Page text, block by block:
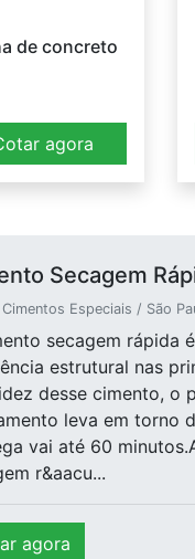
de concreto
agora
Secagem
Especiais / São
secagem rápida
estrutural nas
desse cimento, o
leva em torno
vai até 60
r&aacu...
agora